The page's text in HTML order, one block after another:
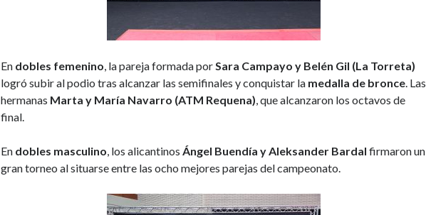
En dobles femenino, la pareja formada porSara Campayo y Belén Gil (La Torreta)
logró subir al podio tras alcanzar las semifinales y conquistar la medalla de bronce. Las
hermanas Marta y María Navarro (ATM Requena), que alcanzaron los octavos de
final.
En dobles masculino, los alicantinosÁngel Buendía y Aleksander Bardal firmaron un
gran torneo al situarse entre las ocho mejores parejas del campeonato.